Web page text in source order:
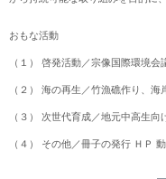
おもな活動
（１） 啓発活動／宗像国際環境
（２） 海の再生／竹漁礁作り、海
（３） 次世代育成／地元中高生
（４） その他／冊子の発行 ＨＰ